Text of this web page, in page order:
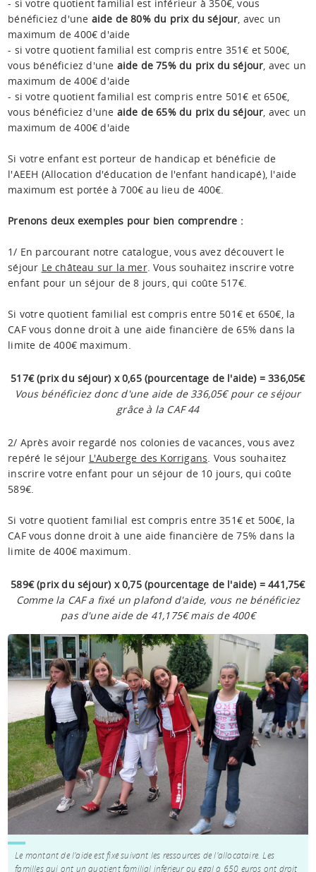
- si votre quotient familial est inférieur à 350€, vous
bénéficiez d'une aide de 80% du prix du séjour, avec un
maximum de 400€ d'aide
- si votre quotient familial est compris entre 351€ et 500€,
vous bénéficiez d'une aide de 75% du prix du séjour, avec un
maximum de 400€ d'aide
- si votre quotient familial est compris entre 501€ et 650€,
vous bénéficiez d'une aide de 65% du prix du séjour, avec un
maximum de 400€ d'aide
Si votre enfant est porteur de handicap et bénéficie de
l'AEEH (Allocation d'éducation de l'enfant handicapé), l'aide
maximum est portée à 700€ au lieu de 400€.
Prenons deux exemples pour bien comprendre :
1/ En parcourant notre catalogue, vous avez découvert le
séjour Le château sur la mer. Vous souhaitez inscrire votre
enfant pour un séjour de 8 jours, qui coûte 517€.
Si votre quotient familial est compris entre 501€ et 650€, la
CAF vous donne droit à une aide financière de 65% dans la
limite de 400€ maximum.
517€ (prix du séjour) x 0,65 (pourcentage de l'aide) = 336,05€
Vous bénéficiez donc d'une aide de 336,05€ pour ce séjour
grâce à la CAF 44
2/ Après avoir regardé nos colonies de vacances, vous avez
repéré le séjour L'Auberge des Korrigans. Vous souhaitez
inscrire votre enfant pour un séjour de 10 jours, qui coûte
589€.
Si votre quotient familial est compris entre 351€ et 500€, la
CAF vous donne droit à une aide financière de 75% dans la
limite de 400€ maximum.
589€ (prix du séjour) x 0,75 (pourcentage de l'aide) = 441,75€
Comme la CAF a fixé un plafond d'aide, vous ne bénéficiez
pas d'une aide de 41,175€ mais de 400€
Le montant de l'aide est fixé suivant les ressources de l'allocataire. Les
familles qui ont un quotient familial inférieur ou égal à 650 euros ont droit